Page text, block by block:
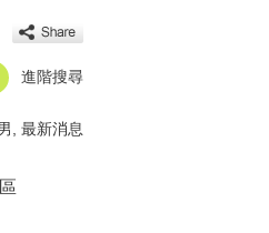
搜
進階搜尋
最新消息